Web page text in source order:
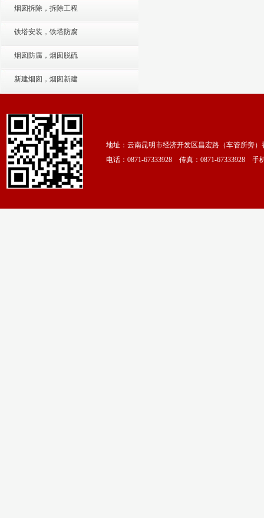
烟囱拆除，拆除工程
铁塔安装，铁塔防腐
烟囱防腐，烟囱脱硫
新建烟囱，烟囱新建
地址：云南昆明市经济开发区昌宏路（车管所旁
电话：0871-67333928 传真：0871-67333928 手